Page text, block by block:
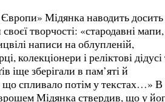
Мідянка наводить досить
творчості: «стародавні мапи,
написи на облупленій,
колекціонери і реліктові дідусі
іще зберігали в пам’яті й
спливало потім у текстах…» В
Мідянка ствердив, що у